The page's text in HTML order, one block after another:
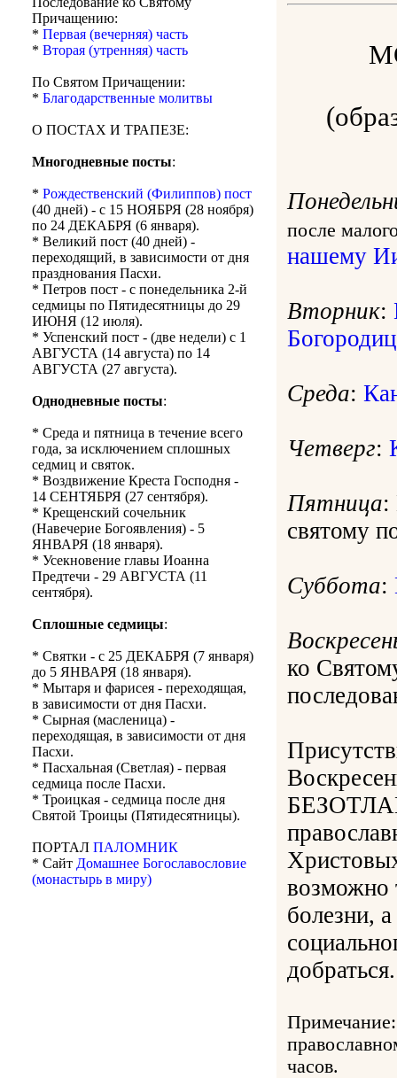
Причащению:
* Первая (вечерняя) часть
* Вторая (утренняя) часть
По Святом Причащении:
* Благодарственные молитвы
О ПОСТАХ И ТРАПЕЗЕ:
Многодневные посты:
* Рождественский (Филиппов) пост
(40 дней) - с 15 НОЯБРЯ (28 ноября)
по 24 ДЕКАБРЯ (6 января).
* Великий пост (40 дней) -
переходящий, в зависимости от дня
празднования Пасхи.
* Петров пост - с понедельника 2-й
седмицы по Пятидесятницы до 29
ИЮНЯ (12 июля).
* Успенский пост - (две недели) с 1
АВГУСТА (14 августа) по 14
АВГУСТА (27 августа).
Однодневные посты:
* Среда и пятница в течение всего
года, за исключением сплошных
седмиц и святок.
* Воздвижение Креста Господня -
14 СЕНТЯБРЯ (27 сентября).
* Крещенский сочельник
(Навечерие Богоявления) - 5
ЯНВАРЯ (18 января).
* Усекновение главы Иоанна
Предтечи - 29 АВГУСТА (11
сентября).
Сплошные седмицы:
* Святки - с 25 ДЕКАБРЯ (7 января)
до 5 ЯНВАРЯ (18 января).
* Мытаря и фарисея - переходящая,
в зависимости от дня Пасхи.
* Сырная (масленица) -
переходящая, в зависимости от дня
Пасхи.
* Пасхальная (Светлая) - первая
седмица после Пасхи.
* Троицкая - седмица после дня
Святой Троицы (Пятидесятницы).
ПОРТАЛ ПАЛОМНИК
* Сайт Домашнее Богославословие
(монастырь в миру)
после
нашему
Вторник:
Среда:
Четверг:
Пятница:
святому
Суббота:
ко
возможно
болезни,
добраться.
часов.